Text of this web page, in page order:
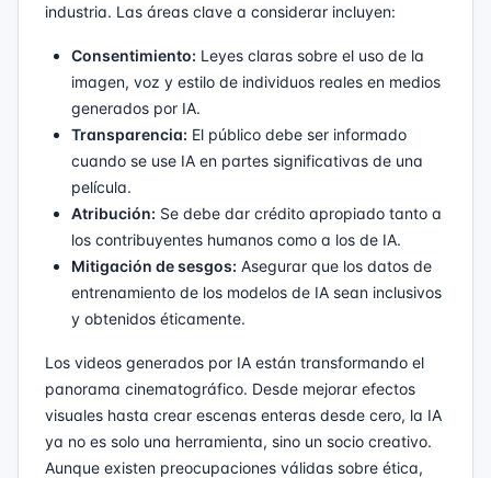
industria. Las áreas clave a considerar incluyen:
Consentimiento: Leyes claras sobre el uso de la
imagen, voz y estilo de individuos reales en medios
generados por IA.
Transparencia: El público debe ser informado
cuando se use IA en partes significativas de una
película.
Atribución: Se debe dar crédito apropiado tanto a
los contribuyentes humanos como a los de IA.
Mitigación de sesgos: Asegurar que los datos de
entrenamiento de los modelos de IA sean inclusivos
y obtenidos éticamente.
Los videos generados por IA están transformando el
panorama cinematográfico. Desde mejorar efectos
visuales hasta crear escenas enteras desde cero, la IA
ya no es solo una herramienta, sino un socio creativo.
Aunque existen preocupaciones válidas sobre ética,